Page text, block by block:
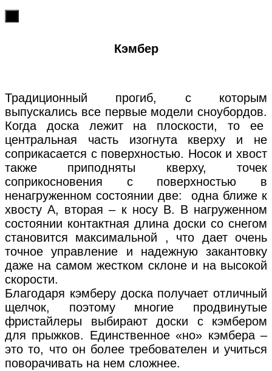
Кэмбер
Традиционный прогиб, с которым
выпускались все первые модели сноубордов.
Когда доска лежит на плоскости, то ее
центральная часть изогнута кверху и не
соприкасается с поверхностью. Носок и хвост
также приподняты кверху, точек
соприкосновения с поверхностью в
ненагруженном состоянии две: одна ближе к
хвосту А, вторая – к носу В. В нагруженном
состоянии контактная длина доски со снегом
становится максимальной , что дает очень
точное управление и надежную закантовку
даже на самом жестком склоне и на высокой
скорости.
Благодаря кэмберу доска получает отличный
щелчок, поэтому многие продвинутые
фристайлеры выбирают доски с кэмбером
для прыжков. Единственное «но» кэмбера –
это то, что он более требователен и учиться
поворачивать на нем сложнее.